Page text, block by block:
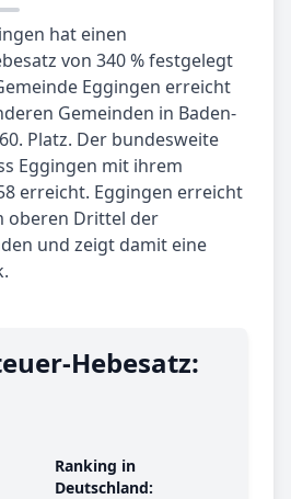
hat einen
von 340 % festgelegt
Eggingen erreicht
Gemeinden in Baden-
Platz. Der bundesweite
Eggingen mit ihrem
erreicht. Eggingen erreicht
oberen Drittel der
und zeigt damit eine
Hebe­satz:
Ranking in
Deutschland: